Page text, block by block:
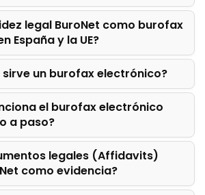
legal BuroNet como burofax
España y la UE?
sirve un burofax electrónico?
el burofax electrónico
a paso?
legales (Affidavits)
como evidencia?